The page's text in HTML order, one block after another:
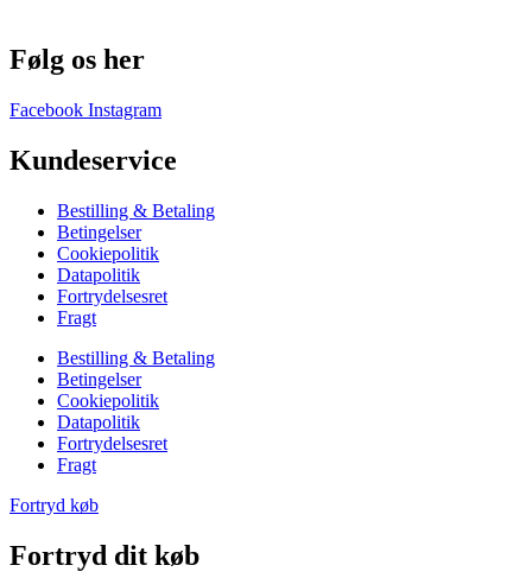
Følg os her
Facebook Instagram
Kundeservice
Bestilling & Betaling
Betingelser
Cookiepolitik
Datapolitik
Fortrydelsesret
Fragt
Bestilling & Betaling
Betingelser
Cookiepolitik
Datapolitik
Fortrydelsesret
Fragt
Fortryd køb
Fortryd dit køb